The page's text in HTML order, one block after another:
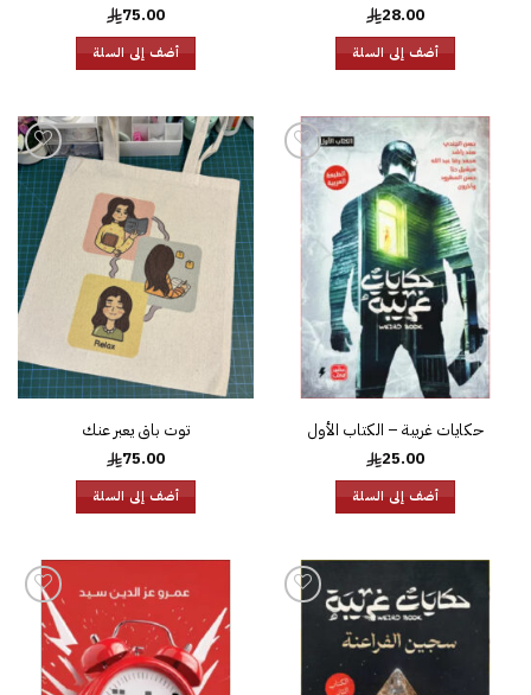
28.00
أضف إلى السلة
75.00
أضف إلى السلة
إضافة
قائمة
الرغبات
حكايات غريبة – الكتاب الأول
25.00
أضف إلى السلة
إضافة
إلى
قائمة
الرغبات
توت باق يعبر عنك
75.00
أضف إلى السلة
إلى
الرغبات
إضافة
إلى
الرغبات